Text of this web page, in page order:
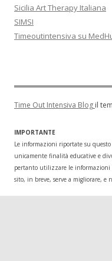
Sicilia Art Therapy Italiana
SIMSI
Timeoutintensiva su
Time Out Intensiva Blog il
IMPORTANTE
Le informazioni riportate su
unicamente finalità educative e
pertanto utilizzare le informazioni
sito, in breve, serve a migliorare, e